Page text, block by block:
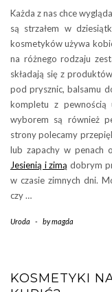
Każda z nas chce
są strzałem w
kosmetyków używa
na różnego rodzaju
składają się z
pod prysznic, balsamu
kompletu z pewnością
wyborem są również
strony polecamy
lub zapachy w penach
Jesienią i zimą dobrym
w czasie zimnych dni.
czy …
Uroda - bymagda
KOSMETYKI